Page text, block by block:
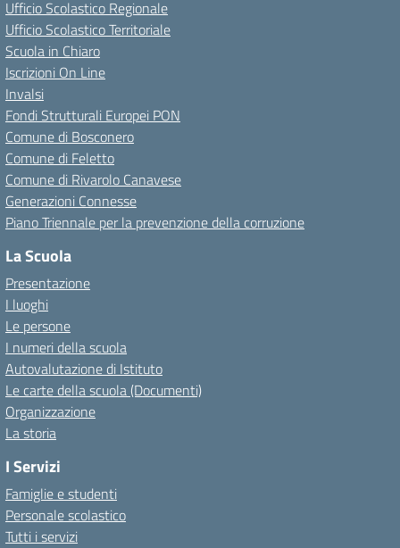
Ufficio Scolastico Regionale
Ufficio Scolastico Territoriale
Scuola in Chiaro
Iscrizioni On Line
Invalsi
Fondi Strutturali Europei PON
Comune di Bosconero
Comune di Feletto
Comune di Rivarolo Canavese
Generazioni Connesse
Piano Triennale per la prevenzione della corruzione
La Scuola
Presentazione
I luoghi
Le persone
I numeri della scuola
Autovalutazione di Istituto
Le carte della scuola (Documenti)
Organizzazione
La storia
I Servizi
Famiglie e studenti
Personale scolastico
Tutti i servizi